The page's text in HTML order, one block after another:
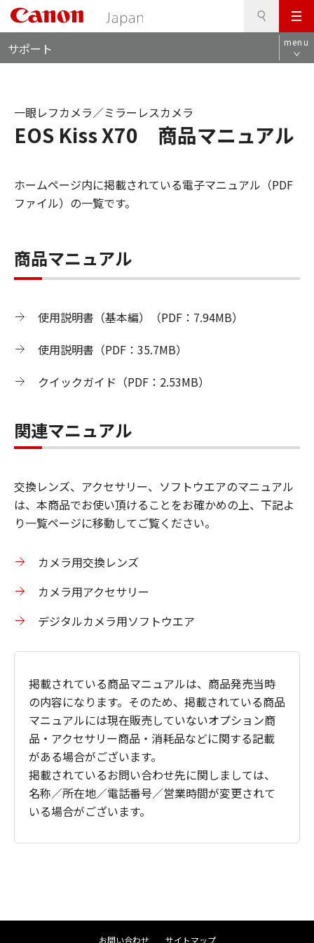
メ
ニ
ュ
サポート menu
EOS Kiss X70 商品マニュアル
一眼レフカメラ／ミラーレスカメラ
ホームページ内に掲載されている電子マニュアル（PDF
ファイル）の一覧です。
商品マニュアル
使用説明書（基本編）（PDF：7.94MB）
使用説明書（PDF：35.7MB）
クイックガイド（PDF：2.53MB）
関連マニュアル
交換レンズ、アクセサリー、ソフトウエアのマニュアル
は、本商品でお使い頂けることをお確かめの上、下記よ
り一覧ページに移動してご覧ください。
カメラ用交換レンズ
カメラ用アクセサリー
デジタルカメラ用ソフトウエア
掲載されている商品マニュアルは、商品発売当時
の内容になります。そのため、掲載されている商品
マニュアルには現在販売していないオプション商
品・アクセサリー商品・消耗品などに関する記載
がある場合がございます。
掲載されているお問い合わせ先に関しましては、
名称／所在地／電話番号／営業時間が変更されて
いる場合がございます。
お問い合わせ サイトマップ